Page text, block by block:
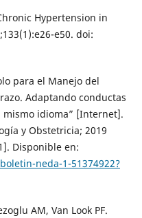
Hypertension in
e50. doi:
para el Manejo del
Adaptando conductas
mismo idioma” [Internet].
y Obstetricia; 2019
Disponible en:
neda-1-51374922?
AM, Van Look PF.